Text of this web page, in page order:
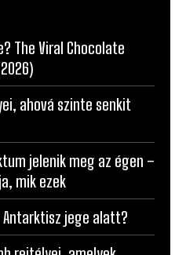
The Viral Chocolate
ahová szinte senkit
jelenik meg az égen –
mik ezek
jege alatt?
rejtélyei, amelyek
meg